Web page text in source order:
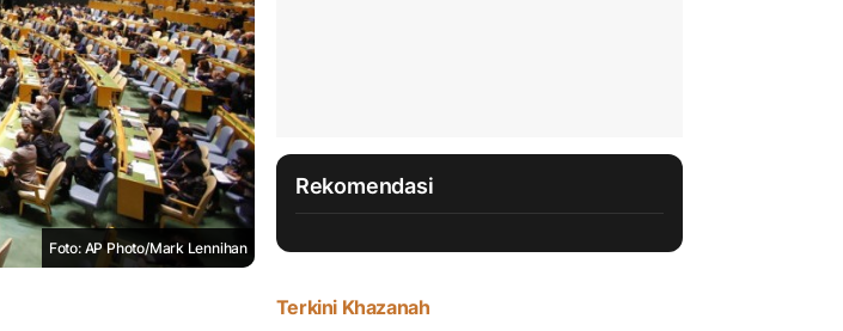
Foto: AP Photo/Mark Lennihan
Rekomendasi
Terkini Khazanah